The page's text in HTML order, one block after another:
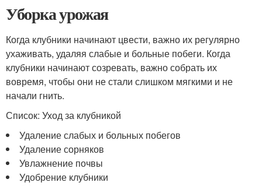
Уборка урожая
Когда клубники начинают цвести, важно их регулярно
ухаживать, удаляя слабые и больные побеги. Когда
клубники начинают созревать, важно собрать их
вовремя, чтобы они не стали слишком мягкими и не
начали гнить.
Список: Уход за клубникой
Удаление слабых и больных побегов
Удаление сорняков
Увлажнение почвы
Удобрение клубники